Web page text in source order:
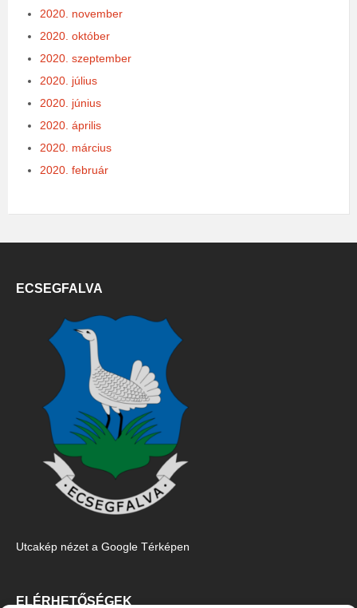
2020. november
2020. október
2020. szeptember
2020. július
2020. június
2020. április
2020. március
2020. február
ECSEGFALVA
Utcakép nézet a Google Térképen
ELÉRHETŐSÉGEK